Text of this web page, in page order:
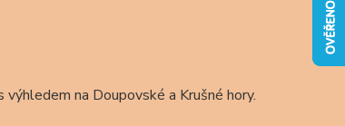
na Doupovské a Krušné hory.